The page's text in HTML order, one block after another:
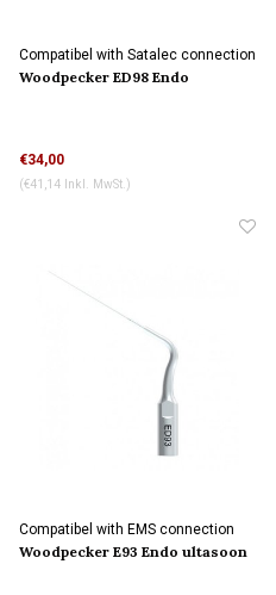
Compatibel with Satalec connection
Woodpecker ED98 Endo
€34,00
(€41,14 Inkl. MwSt.)
Compatibel with EMS connection
Woodpecker E93 Endo ultasoon